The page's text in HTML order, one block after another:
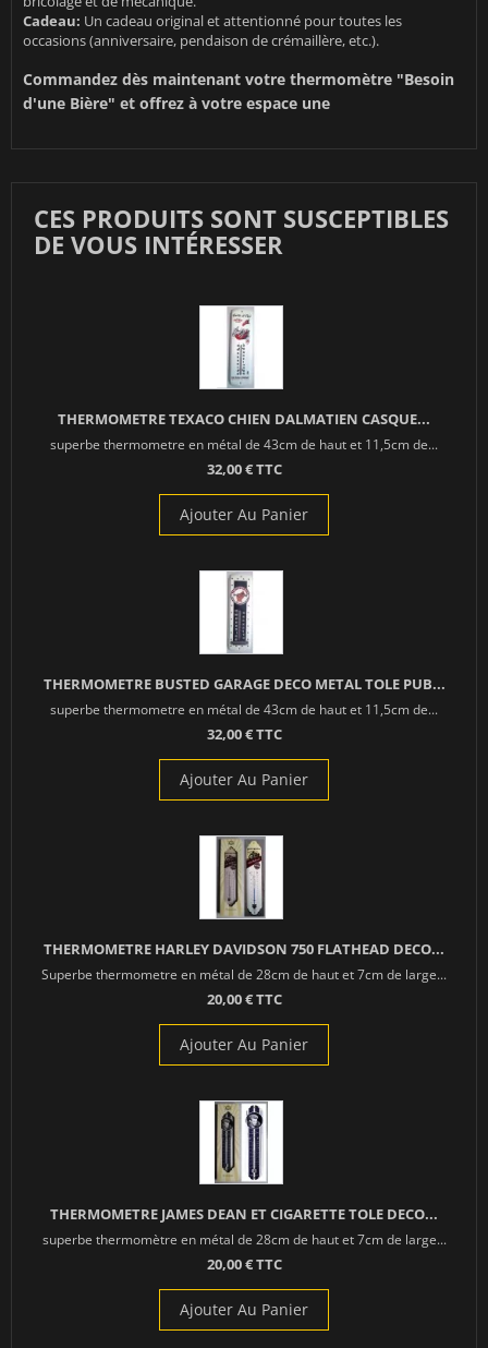
Cadeau: Un cadeau original et attentionné pour toutes les
occasions (anniversaire, pendaison de crémaillère, etc.).
Commandez dès maintenant votre thermomètre "Besoin
d'une Bière" et offrez à votre espace une
CES PRODUITS SONT SUSCEPTIBLES
DE VOUS INTÉRESSER
THERMOMETRE TEXACO CHIEN DALMATIEN CASQUE...
superbe thermometre en métal de 43cm de haut et 11,5cm de...
32,00 € TTC
Ajouter Au Panier
THERMOMETRE BUSTED GARAGE DECO METAL TOLE PUB...
superbe thermometre en métal de 43cm de haut et 11,5cm de...
32,00 € TTC
Ajouter Au Panier
THERMOMETRE HARLEY DAVIDSON 750 FLATHEAD DECO...
Superbe thermometre en métal de 28cm de haut et 7cm de large...
20,00 € TTC
Ajouter Au Panier
THERMOMETRE JAMES DEAN ET CIGARETTE TOLE DECO...
superbe thermomètre en métal de 28cm de haut et 7cm de large...
20,00 € TTC
Ajouter Au Panier